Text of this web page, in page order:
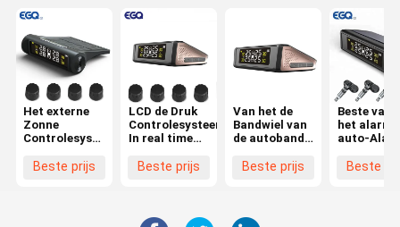
Het externe
Zonne
Controlesysteem
Banddruk
Beste prijs
LCD de Druk
Controlesysteem
In real time
Vertonings
Beste prijs
Van het de
Bandwiel van
de autoband
Draadloze
Beste prijs
Beste van
het alarm
auto-
kwaliteits
Beste